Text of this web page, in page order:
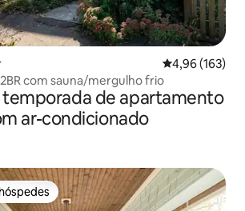
4,96 de uma
4,96 (163)
com sauna/mergulho frio
de apartamento
ar-condicionado
preferidos dos hóspedes